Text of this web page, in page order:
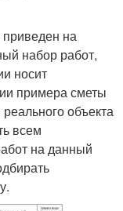
на
набор работ,
носит
примера сметы
объекта
всем
на данный